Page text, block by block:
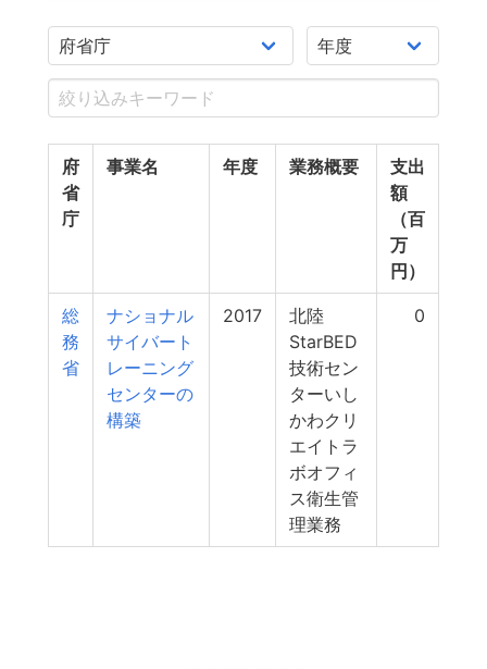
府
省
庁
事業名 年度 業務概要
支出
額
（百
万
円）
総
務
省
ナショナル
サイバート
レーニング
センターの
構築
2017
北陸
StarBED
技術セン
ターいし
かわクリ
エイトラ
ボオフィ
ス衛生管
理業務
0